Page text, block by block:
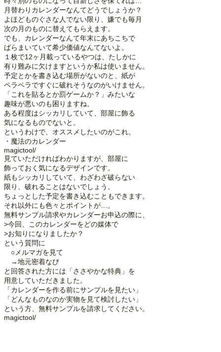
月替わりカレンダーなんてどうでしょうか？
よほどものぐさな人でない限り、嫌でも毎月
次の月のものに替えてもらえます。
でも、カレンダーなんて年末にあちこちで
ばらまいていて希少価値なんてないよ。
１枚で12ヶ月載っているやつは、たしかに
有り難みに欠けますというか私は使いません。
予定とかを書き込む場所がないのと、紙が
ペラペラですぐに破れそうなのがいけません。
「これを貼るとか罰ゲームか？」みたいな
趣味が悪いのも困りますね。
ある程度はシッカリしていて、部屋に飾る
気になるものでないと。
というわけで、オススメしたいのがこれ。
・魔法のカレンダー
magictool/
見ていただければわかりますが、部屋に
飾っておく気になるデザインです。
紙もシッカリしていて、わざわざ破らない
限り、破れることはないでしょう。
ちょっとした予定を書き込むこともできます。
それ以外にも色々とポイントが…。
無料サンプル請求やカレンダーお申込の際に、
>今回、このカレンダーをどの媒体で
>お知りになりましたか？
という質問に
○メルマガを見て
→地元密着なび
と回答された方には「ささやかな特典」を
用意していただきました。
「カレンダーを作る前にサンプルを見たい」
「どんなものなのか実物を見て検討したい」
という方、無料サンプルを請求してください。
magictool/